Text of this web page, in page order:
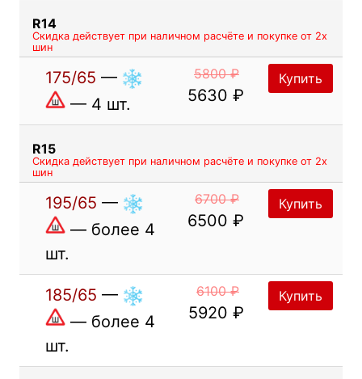
увеличить плотность расположения ламелей.
Таким образом, повышается количество кромок
зацепления и улучшается безопасность езды по
заснеженным поверхностям.
Оптимизированные профиль и форма пятна
контакта улучшают сцепление с дорожным
покрытием и способствуют более равномерному
износу шины во время эксплуатации.
R14
Скидка действует при наличном расчёте и покупке от 2х
шин
175/65 —
— 4 шт.
5800 ₽
5630 ₽
Купить
R15
Скидка действует при наличном расчёте и покупке от 2х
шин
195/65 —
— более 4
шт.
6700 ₽
6500 ₽
Купить
185/65 —
— более 4
шт.
6100 ₽
5920 ₽
Купить